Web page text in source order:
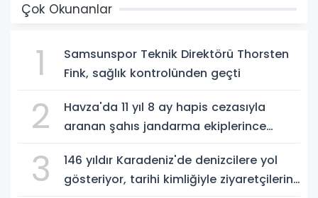
Çok Okunanlar
1
Samsunspor Teknik Direktörü Thorsten
Fink, sağlık kontrolünden geçti
2
Havza'da 11 yıl 8 ay hapis cezasıyla
aranan şahıs jandarma ekiplerince
3
146 yıldır Karadeniz'de denizcilere yol
gösteriyor, tarihi kimliğiyle ziyaretçilerin